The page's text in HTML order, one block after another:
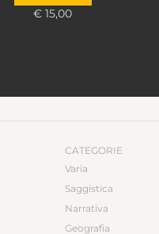
€ 15,00
CATEGORIE
Varia
Saggistica
Narrativa
Geografia